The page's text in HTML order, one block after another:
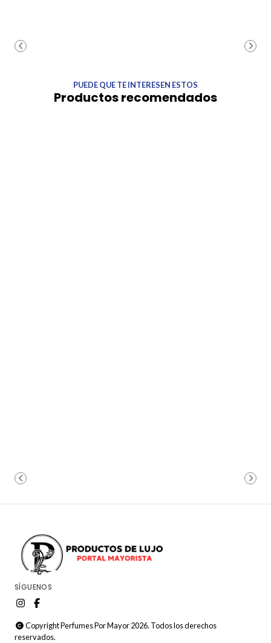
PUEDE QUE TE INTERESEN ESTOS
Productos recomendados
SÍGUENOS
Copyright Perfumes Por Mayor 2026. Todos los derechos
reservados.